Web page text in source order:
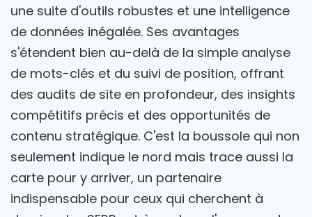
une suite d'outils robustes et une intelligence
de données inégalée. Ses avantages
s'étendent bien au-delà de la simple analyse
de mots-clés et du suivi de position, offrant
des audits de site en profondeur, des insights
compétitifs précis et des opportunités de
contenu stratégique. C'est la boussole qui non
seulement indique le nord mais trace aussi la
carte pour y arriver, un partenaire
indispensable pour ceux qui cherchent à